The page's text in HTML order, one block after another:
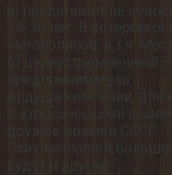
а) представитель
25-30 лет. В котором
мегаполисов, в т.ч.
б) целеустремлённый
предприниматель
в) душа компании, для
С классическими
дружбе времён СССР. .
Этих личностей
будут и другие.